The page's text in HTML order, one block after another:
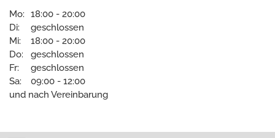
Mo:
18:00 - 20:00
Di:
geschlossen
Mi:
18:00 - 20:00
Do:
geschlossen
Fr:
geschlossen
Sa:
09:00 - 12:00
und nach Vereinbarung